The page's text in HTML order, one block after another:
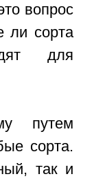
вопрос
ли сорта
для
путем
сорта.
так и